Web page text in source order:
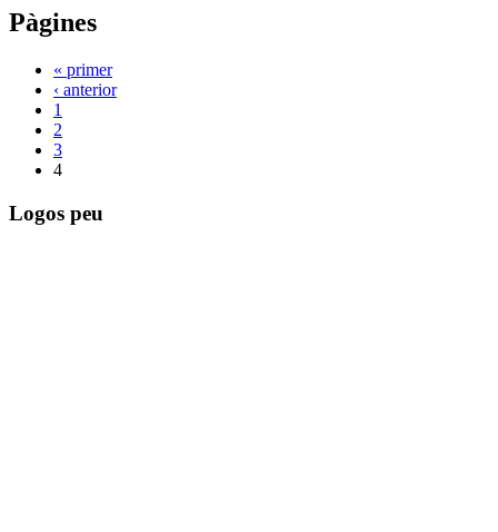
Pàgines
« primer
‹ anterior
1
2
3
4
Logos peu